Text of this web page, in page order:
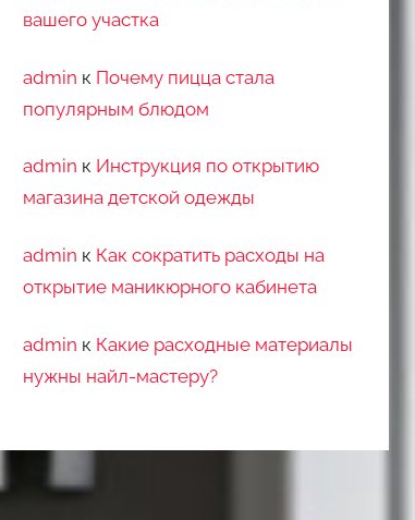
вашего участка
admin к Почему пицца стала
популярным блюдом
admin к Инструкция по открытию
магазина детской одежды
admin к Как сократить расходы на
открытие маникюрного кабинета
admin к Какие расходные материалы
нужны найл-мастеру?